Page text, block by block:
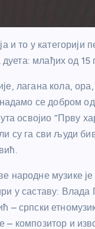
то у категорији
млађих од 15
лагана кола,
се добром
освојио “Прву
су га сви људи
музике је
у саставу:
српски
композитор и